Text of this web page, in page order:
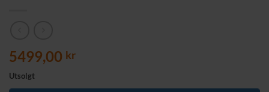
5499,00 kr
Utsolgt